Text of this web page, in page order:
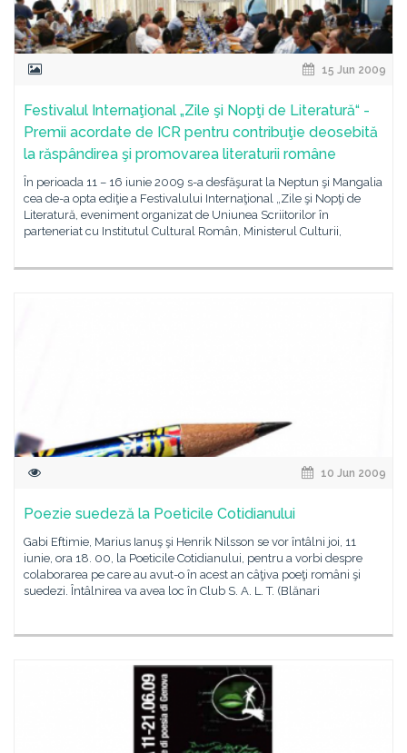
15 Jun 2009
Festivalul Internaţional „Zile şi Nopţi de Literatură“ -
Premii acordate de ICR pentru contribuţie deosebită
la răspândirea şi promovarea literaturii române
În perioada 11 – 16 iunie 2009 s-a desfăşurat la Neptun şi Mangalia
cea de-a opta ediţie a Festivalului Internaţional „Zile şi Nopţi de
Literatură, eveniment organizat de Uniunea Scriitorilor în
parteneriat cu Institutul Cultural Român, Ministerul Culturii,
10 Jun 2009
Poezie suedeză la Poeticile Cotidianului
Gabi Eftimie, Marius Ianuş şi Henrik Nilsson se vor întâlni joi, 11
iunie, ora 18. 00, la Poeticile Cotidianului, pentru a vorbi despre
colaborarea pe care au avut-o în acest an câţiva poeţi români şi
suedezi. Întâlnirea va avea loc în Club S. A. L. T. (Blănari